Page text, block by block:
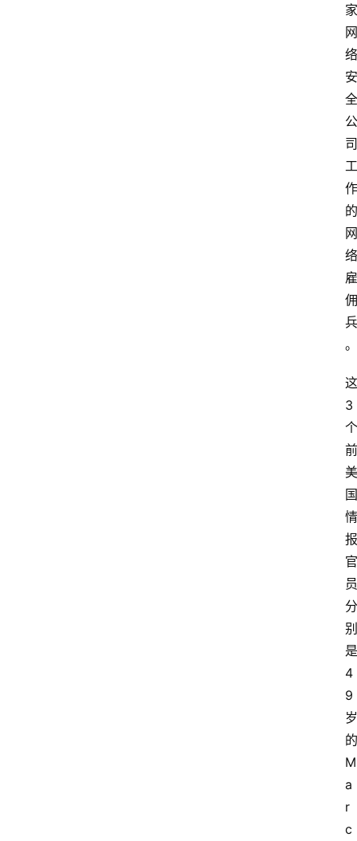
家
网
络
安
全
公
司
工
作
的
网
络
雇
佣
兵
。
这
3
个
前
美
国
情
报
官
员
分
别
是
4
9
岁
的
M
a
r
c